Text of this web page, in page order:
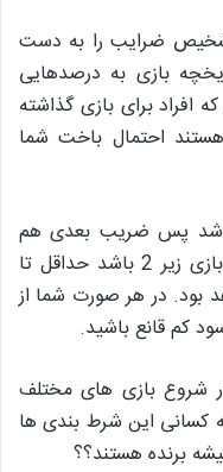
ضرایب را به دست
بازی به درصدهایی
برای بازی گذاشته
هستند احتمال باخت شما
باشد پس ضریب بعدی هم
بالای دو است. هم چنین اگر ضریب بازی زیر 2 باشد حداقل تا
هم چنان زیر 2 خواهد بود. در هر صورت شما از
کم قانع باشید.
شروع بازی های مختلف
کسانی این شرط بندی ها
برنده هستند؟؟